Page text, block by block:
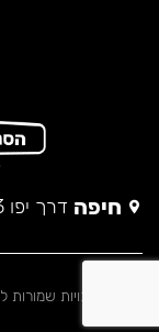
חיפה דרך יפו 33
© כל הזכויות שמורות ל 2024 GOOSTO